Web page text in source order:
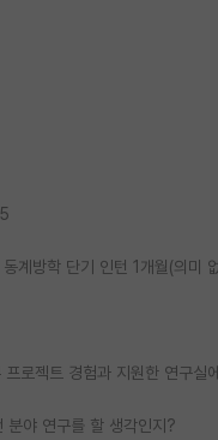
방학 단기 인턴 1개월(의미
로젝트 경험과 지원한 연구
분야 연구를 할 생각인지?